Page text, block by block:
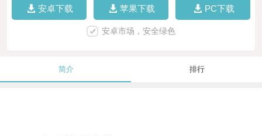
安卓下载 苹果下载 PC下载
安卓市场，安全绿色
简介 排行